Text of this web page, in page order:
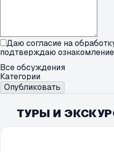
Даю согласие на
подтверждаю
Все обсуждения
Категории
Опубликовать
ТУРЫ И